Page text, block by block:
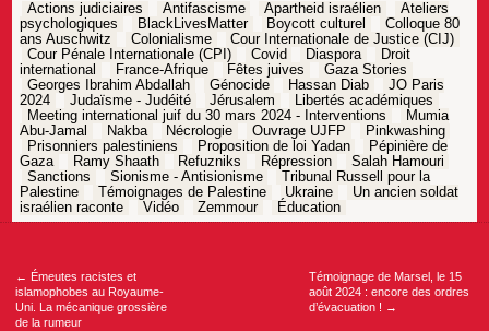
Actions judiciaires Antifascisme Apartheid israélien
Ateliers
psychologiques
BlackLivesMatter Boycott culturel
Colloque 80
ans Auschwitz
Colonialisme
Cour Internationale de Justice (CIJ)
Cour Pénale Internationale (CPI)
Covid Diaspora
Droit
international
France-Afrique Fêtes juives
Gaza Stories
Georges Ibrahim Abdallah
Génocide Hassan Diab
JO Paris
2024
Judaïsme - Judéité Jérusalem
Libertés académiques
Meeting international juif du 30 mars 2024 - Interventions
Mumia
Abu-Jamal
Nakba Nécrologie Ouvrage UJFP
Pinkwashing
Prisonniers palestiniens
Proposition de loi Yadan
Pépinière de
Gaza
Ramy Shaath Refuzniks Répression
Salah Hamouri
Sanctions
Sionisme - Antisionisme
Tribunal Russell pour la
Palestine
Témoignages de Palestine Ukraine
Un ancien soldat
israélien raconte
Vidéo Zemmour Éducation
Navigation
← Émeutes racistes et
islamophobes au Royaume-
Uni. La mécanique grossière
de la rumeur
Témoignage de Marsel, le 15
août 2024 : encore des ordres
d’évacuation ! →